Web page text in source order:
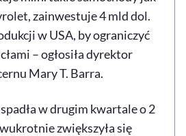
zainwestuje 4 mld dol.
w USA, by ograniczyć
– ogłosiła dyrektor
Mary T. Barra.
w drugim kwartale o 2
zwiększyła się